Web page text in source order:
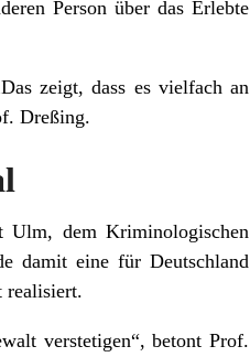
Person über das Erlebte
zeigt, dass es vielfach an
Dreßing.
Ulm, dem Kriminologischen
damit eine für Deutschland
realisiert.
verstetigen“, betont Prof.